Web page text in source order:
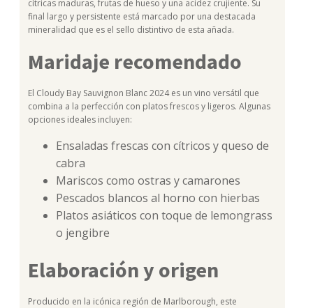
cítricas maduras, frutas de hueso y una acidez crujiente. Su
final largo y persistente está marcado por una destacada
mineralidad que es el sello distintivo de esta añada.
Maridaje recomendado
El Cloudy Bay Sauvignon Blanc 2024 es un vino versátil que
combina a la perfección con platos frescos y ligeros. Algunas
opciones ideales incluyen:
Ensaladas frescas con cítricos y queso de
cabra
Mariscos como ostras y camarones
Pescados blancos al horno con hierbas
Platos asiáticos con toque de lemongrass
o jengibre
Elaboración y origen
Producido en la icónica región de Marlborough, este